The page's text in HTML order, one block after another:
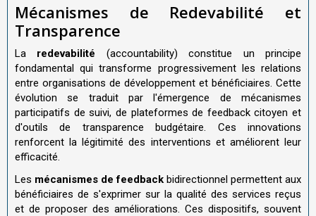
Mécanismes de Redevabilité et
Transparence
La redevabilité (accountability) constitue un principe
fondamental qui transforme progressivement les relations
entre organisations de développement et bénéficiaires. Cette
évolution se traduit par l'émergence de mécanismes
participatifs de suivi, de plateformes de feedback citoyen et
d'outils de transparence budgétaire. Ces innovations
renforcent la légitimité des interventions et améliorent leur
efficacité.
Les mécanismes de feedback bidirectionnel permettent aux
bénéficiaires de s'exprimer sur la qualité des services reçus
et de proposer des améliorations. Ces dispositifs, souvent